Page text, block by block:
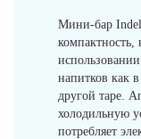
111123,
Офисные
Сейфы
Мини-бар Indel
компактность,
напитков как
другой таре.
холодильную
потребляет